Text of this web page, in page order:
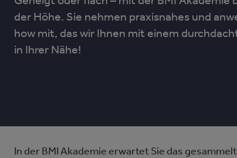
der Höhe. Sie nehmen praxisnahes und
how mit, das wir Ihnen mit einem
in Ihrer Nähe!
In der BMI Akademie erwartet Sie das